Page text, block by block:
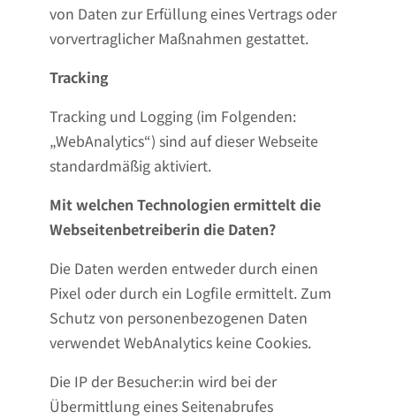
von Daten zur Erfüllung eines Vertrags oder
vorvertraglicher Maßnahmen gestattet.
Tracking
Tracking und Logging (im Folgenden:
„WebAnalytics“) sind auf dieser Webseite
standardmäßig aktiviert.
Mit welchen Technologien ermittelt die
Webseitenbetreiberin die Daten?
Die Daten werden entweder durch einen
Pixel oder durch ein Logfile ermittelt. Zum
Schutz von personenbezogenen Daten
verwendet WebAnalytics keine Cookies.
Die IP der Besucher:in wird bei der
Übermittlung eines Seitenabrufes